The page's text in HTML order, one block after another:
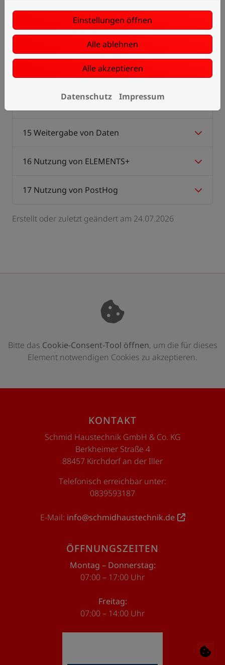
12 Berechtigte Interessen an der
Verarbeitung, die von dem Verantwortlichen
oder einem Dritten verfolgt werden
13 Umgang mit Bewerberdaten
14 Verwendung von Adobe Analytics
15 Weitergabe von Daten
16 Nutzung von ELEMENTS+
17 Nutzung von PostHog
Erstellt oder zuletzt geändert am 24.07.2026
Bitte das Cookie-Consent-Tool öffnen, um die für dieses
Element notwendigen Cookies zu akzeptieren.
Footer - Kontaktdaten und
KONTAKT
Schmid Haustechnik GmbH & Co. KG
Berkheimer Straße 4
88457 Kirchdorf an der Iller
Telefonisch erreichbar unter:
0839593187
E-Mail: info@schmidhaustechnik.de
ÖFFNUNGSZEITEN
Montag – Donnerstag:
07:00 – 17:00 Uhr
Freitag:
07:00 – 14:00 Uhr
Einstellungen öffnen
Alle ablehnen
Alle akzeptieren
Datenschutz Impressum